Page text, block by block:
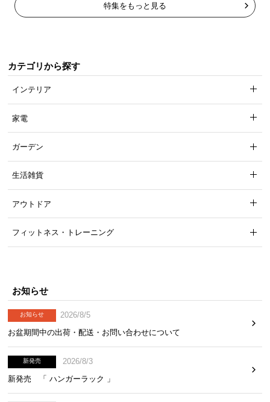
特集をもっと見る
カテゴリから探す
インテリア
家電
ガーデン
生活雑貨
アウトドア
フィットネス・トレーニング
お知らせ
お知らせ
2026/8/5
お盆期間中の出荷・配送・お問い合わせについて
新発売
2026/8/3
新発売 「 ハンガーラック 」